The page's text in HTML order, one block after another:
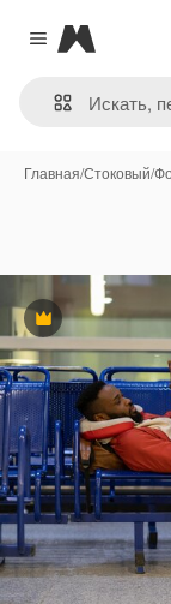
Close menu
Magnific
Главная/Стоковый/
Премиум